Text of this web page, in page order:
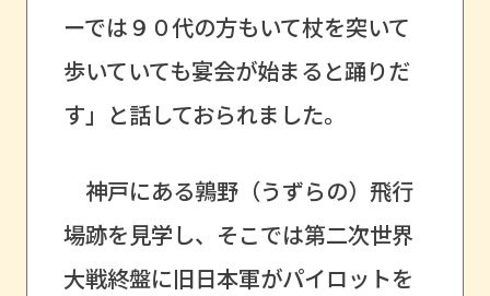
ーでは９０代の方もいて杖を突いて
歩いていても宴会が始まると踊りだ
す」と話しておられました。
神戸にある鶉野（うずらの）飛行
場跡を見学し、そこでは第二次世界
大戦終盤に旧日本軍がパイロットを